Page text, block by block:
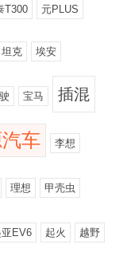
T300 元PLUS
坦克 埃安
宝马 插混
车 李想
理想 甲壳虫
亚EV6 起火 越野